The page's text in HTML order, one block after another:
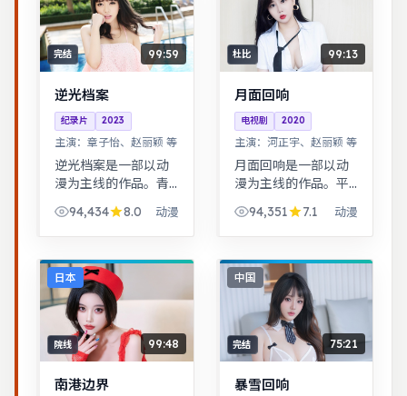
完结 99:59
逆光档案
纪录片 2023
主演： 章子怡、赵丽颖 等
逆光档案是一部以动
漫为主线的作品。青
春群像刻画校园与初
入社会的迷茫，细腻
温暖。科幻设定下探
讨亲情与记忆，视觉
风格鲜明，节奏张弛
有度。
94,434 8.0 动漫
杜比 99:13
月面回响
电视剧 2020
主演： 河正宇、赵丽颖 等
月面回响是一部以动
漫为主线的作品。平
凡小人物在时代浪潮
里做出艰难抉择，最
终与自我和解。公路
片结构串联多段际
遇，配乐与风景共同
构成情绪主线。
94,351 7.1 动漫
日本
院线 99:48
南港边界
中国
完结 75:21
暴雪回响